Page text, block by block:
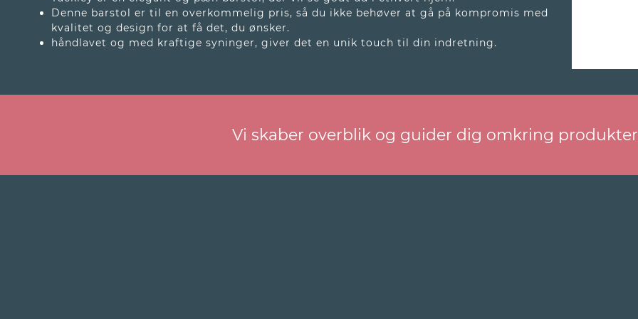
Denne barstol er til en overkommelig pris, så du ikke behøver at gå på kompromis med
kvalitet og design for at få det, du ønsker.
håndlavet og med kraftige syninger, giver det en unik touch til din indretning.
Vi skaber overblik og guider dig omkring